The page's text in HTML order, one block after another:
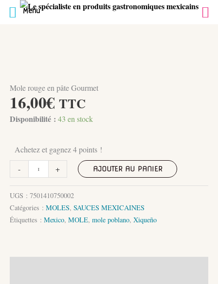
Mole rouge en pâte Gourmet
16,00€ TTC
Disponibilité : 43 en stock
Achetez et gagnez 4 points !
-
de
en
pâte
+ AJOUTER AU PANIER
UGS : 7501410750002
Catégories : MOLES, SAUCES MEXICAINES
Étiquettes : Mexico, MOLE, mole poblano, Xiqueño
Menu